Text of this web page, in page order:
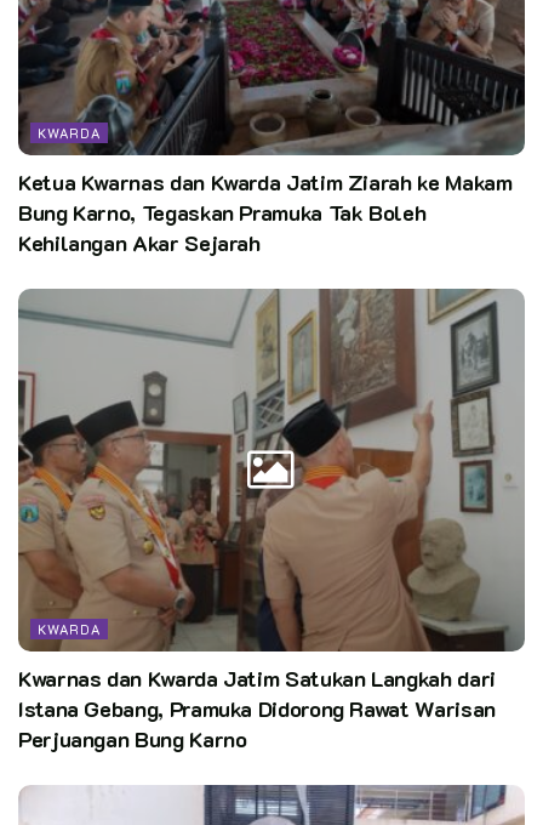
pusinfo kwarnas
KWARDA
Ketua Kwarnas dan Kwarda Jatim Ziarah ke Makam
Bung Karno, Tegaskan Pramuka Tak Boleh
Kehilangan Akar Sejarah
KWARDA
Kwarnas dan Kwarda Jatim Satukan Langkah dari
Istana Gebang, Pramuka Didorong Rawat Warisan
Perjuangan Bung Karno